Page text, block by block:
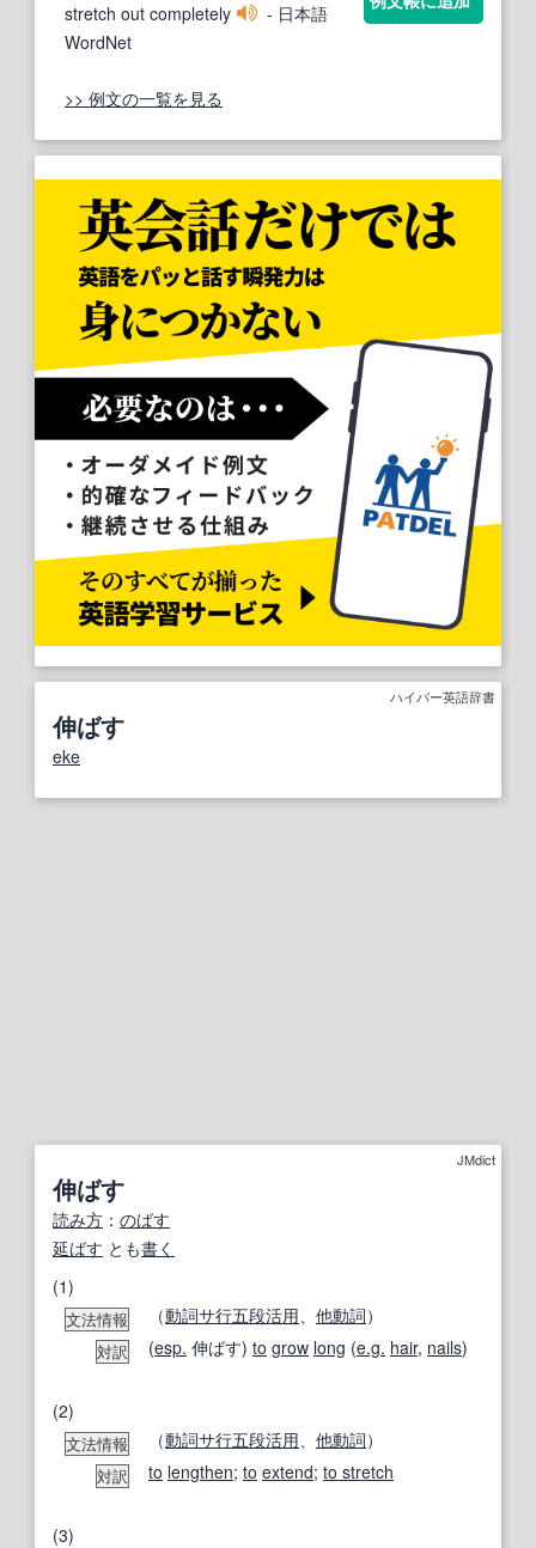
stretch out completely
- 日本語
WordNet
>> 例文の一覧を見る
ハイパー英語辞書
伸ばす
eke
JMdict
伸ばす
読み方 ： のばす
延ばす とも書く
(1)
文法情報 （動詞サ行五段活用 他動詞）
対訳 (esp. 伸ばす) to grow long (e.g. hair, nails)
(2)
文法情報 （動詞サ行五段活用 他動詞）
対訳 to lengthen; to extend; to stretch
(3)